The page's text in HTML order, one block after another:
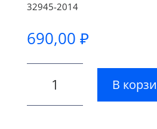
32945-2014
690,00 ₽
товара
В